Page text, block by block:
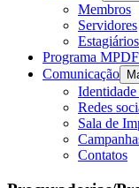
Membros
Servidores
Estagiários
Programa
Comunicação
Redes
Sala de
Contatos